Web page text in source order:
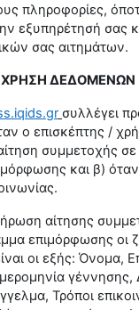
πληροφορίες,
εξυπηρέτησή σας
σας αιτημάτων.
ΧΡΗΣΗ ΔΕΔΟΜΕΝΩΝ
.iqids.gr συλλέγει
ο επισκέπτης /
συμμετοχής σε
και β) όταν
αίτησης
επιμόρφωσης οι
οι εξής: Όνομα,
γέννησης,
Τρόποι